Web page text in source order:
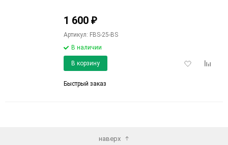
1 600 ₽
Артикул: FBS-25-BS
В наличии
Добавить
В корзину
Быстрый заказ
наверх